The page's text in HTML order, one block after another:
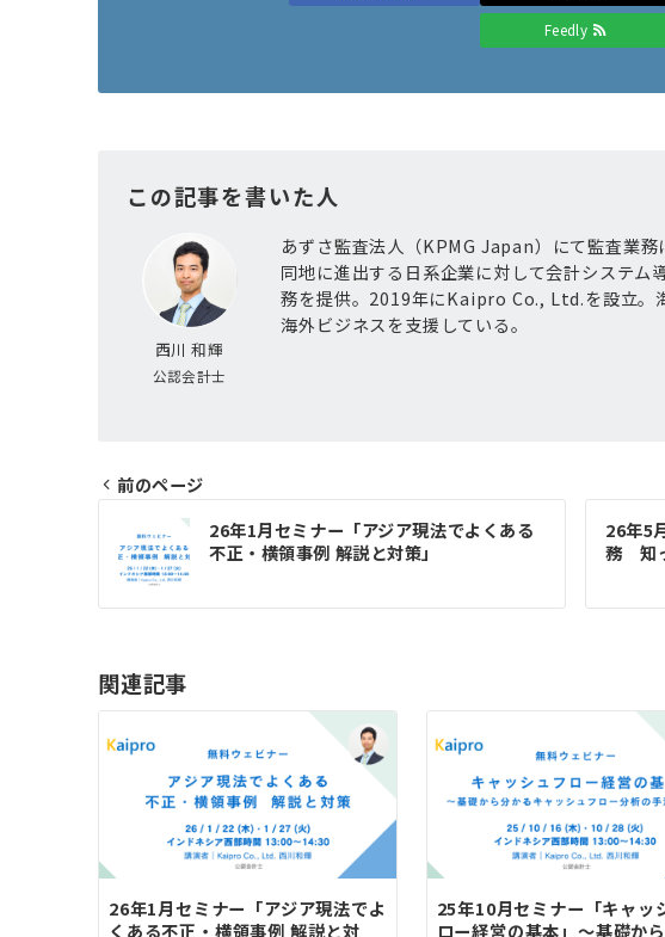
Feedly
この記事を書いた人
西川 和輝
公認会計士
あずさ監査法人（KPMG Japan）にて監査業務
同地に進出する日系企業に対して会計システム
務を提供。2019年にKaipro Co., Ltd.を設立。
海外ビジネスを支援している。
稿
ナ
ゲ
ー
シ
前のページ
26年1月セミナー「アジア現法でよくある
不正・横領事例 解説と対策」
26年5
務 知
関連記事
26年1月セミナー「アジア現法でよ
くある不正・横領事例 解説と対
25年10月セミナー「キャッ
ロー経営の基本」～基礎か